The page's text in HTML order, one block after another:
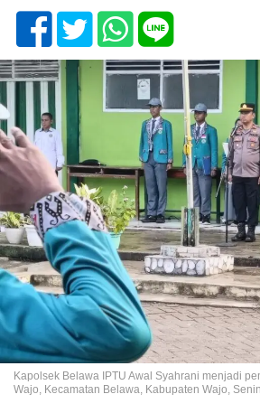
Kapolsek Belawa IPTU Awal Syahrani menjadi
Wajo, Kecamatan Belawa, Kabupaten Wajo,